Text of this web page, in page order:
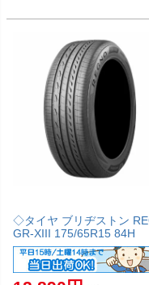
◇タイヤ ブリヂストン
GR-XIII 175/65R15 84H